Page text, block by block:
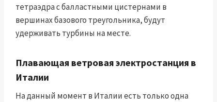
тетраэдра с балластными цистернами в
вершинах базового треугольника, будут
удерживать турбины на месте.
Плавающая ветровая электростанция в
Италии
На данный момент в Италии есть только одна